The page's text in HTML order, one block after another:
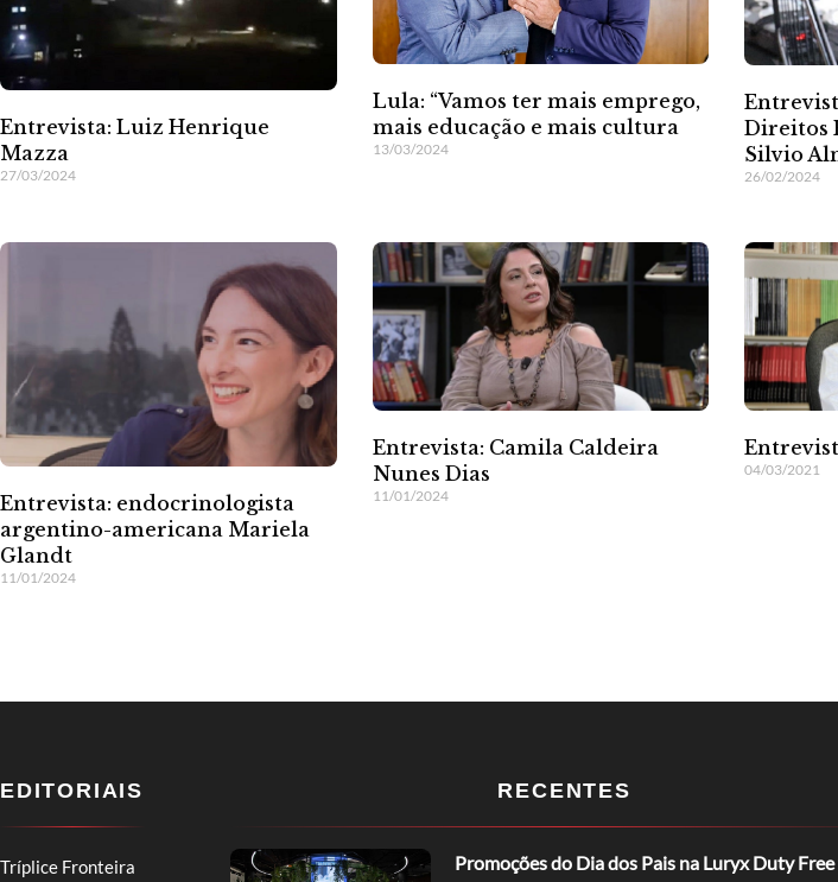
Entrevista: Luiz Henrique
Mazza
27/03/2024
Lula: “Vamos ter mais emprego,
mais educação e mais cultura
13/03/2024
Direitos
Silvio
26/02/2024
Entrevista: endocrinologista
argentino-americana Mariela
Glandt
11/01/2024
Entrevista: Camila Caldeira
Nunes Dias
11/01/2024
04/03/2021
EDITORIAIS
Tríplice Fronteira
RECENTES
Promoções do Dia dos Pais na Luryx Duty